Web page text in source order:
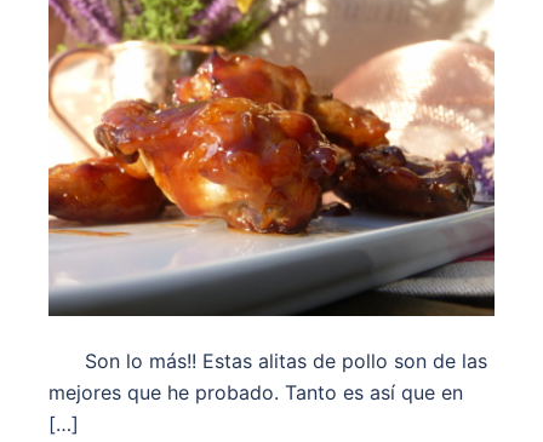
Son lo más!! Estas alitas de pollo son de las
mejores que he probado. Tanto es así que en
[…]